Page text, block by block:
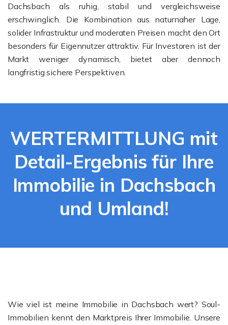
Dachsbach als ruhig, stabil und vergleichsweise
erschwinglich. Die Kombination aus naturnaher Lage,
solider Infrastruktur und moderaten Preisen macht den Ort
besonders für Eigennutzer attraktiv. Für Investoren ist der
Markt weniger dynamisch, bietet aber dennoch
langfristig sichere Perspektiven.
WERTERMITTLUNG mit
Detail-Ergebnis für Ihre
Immobilie in Dachsbach
und Umland!
Wie viel ist meine Immobilie in Dachsbach wert? Soul-
Immobilien kennt den Marktpreis Ihrer Immobilie. Unsere